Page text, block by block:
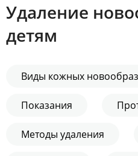
Удаление
детям
Виды кожных
Показания
Методы удаления
Акции
Контакты